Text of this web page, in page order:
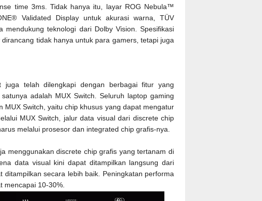
time 3ms. Tidak hanya itu, layar ROG Nebula™
Validated Display untuk akurasi warna, TÜV
teknologi dari Dolby Vision. Spesifikasi
tidak hanya untuk para gamers, tetapi juga
juga telah dilengkapi dengan berbagai fitur yang
adalah MUX Switch. Seluruh laptop gaming
Switch, yaitu chip khusus yang dapat mengatur
MUX Switch, jalur data visual dari discrete chip
melalui prosesor dan integrated chip grafis-nya.
menggunakan discrete chip grafis yang tertanam di
data visual kini dapat ditampilkan langsung dari
secara lebih baik. Peningkatan performa
mencapai 10-30%.